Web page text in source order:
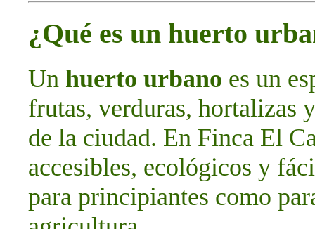
¿Qué es un huerto
Un huerto urbano es un
frutas, verduras, hortalizas
de la ciudad. En Finca El
accesibles, ecológicos y
para principiantes como